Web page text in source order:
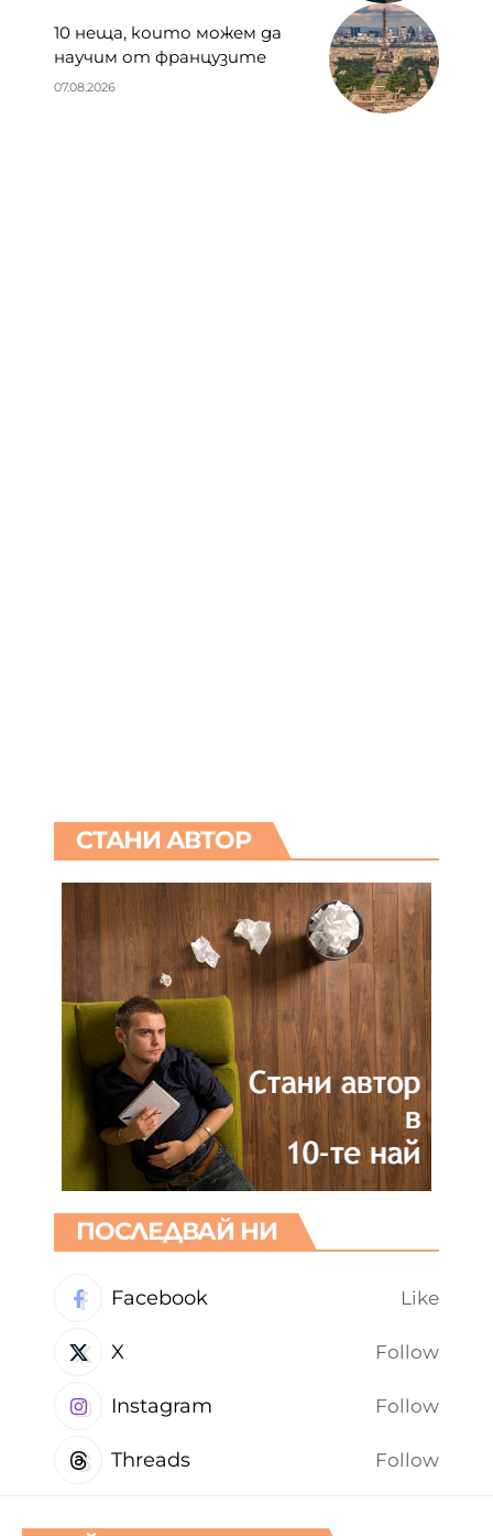
10 неща, които можем да
научим от французите
07.08.2026
СТАНИ АВТОР
ПОСЛЕДВАЙ НИ
Facebook Like
X Follow
Instagram Follow
Threads Follow